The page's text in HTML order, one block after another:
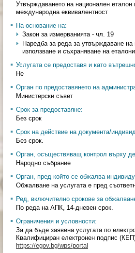
Утвърждаването на национален еталон
международна еквивалентност
На основание на:
Закон за измерванията - чл. 19
Наредба за реда за утвърждаване
използване и съхраняване на
Услугата се предоставя и като
Не
Орган по предоставянето на
Министерски съвет
Срок за предоставяне:
Без срок
Срок на действие на документа/
Без срок.
Орган, осъществяващ контрол върху
Народно събрание
Орган, пред който се обжалва
Обжалване на услугата е пред
Ред, включително срокове за
По реда на АПК, 14-дневен срок.
Ограничения и условности:
За да бъде заявена услугата по
Квалифициран електронен подпис
https://egov.bg/wps/portal